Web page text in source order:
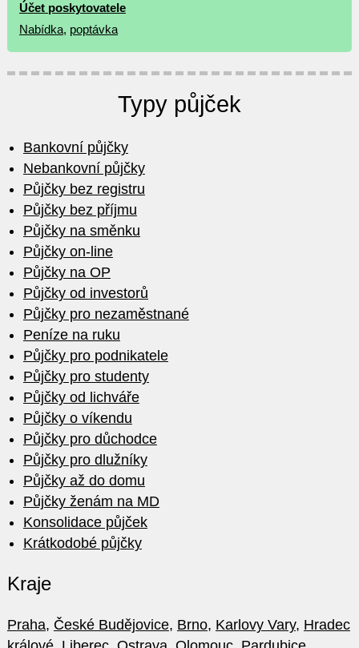
Účet poskytovatele
Nabídka, poptávka
Typy půjček
Bankovní půjčky
Nebankovní půjčky
Půjčky bez registru
Půjčky bez příjmu
Půjčky na směnku
Půjčky on-line
Půjčky na OP
Půjčky od investorů
Půjčky pro nezaměstnané
Peníze na ruku
Půjčky pro podnikatele
Půjčky pro studenty
Půjčky od lichváře
Půjčky o víkendu
Půjčky pro důchodce
Půjčky pro dlužníky
Půjčky až do domu
Půjčky ženám na MD
Konsolidace půjček
Krátkodobé půjčky
Kraje
Praha, České Budějovice, Brno, Karlovy Vary, Hradec